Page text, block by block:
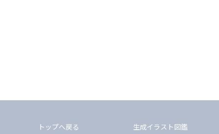
トップへ戻る 生成イラスト図鑑